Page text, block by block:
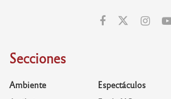
Secciones
Ambiente
Espectáculos